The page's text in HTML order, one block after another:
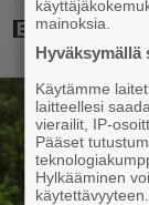
mainoksia.
Hyväksymällä
Käytämme
laitteellesi
vierailit, IP-
Pääset
Hylkääminen
käytettävyyteen.